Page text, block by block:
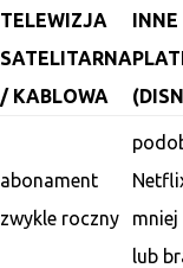
TELEWIZJA
SATELITARNA
/ KABLOWA
INNE
abonament
zwykle roczny
mniej
lub